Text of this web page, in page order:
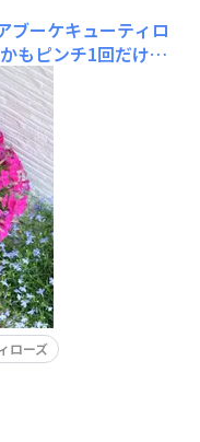
ブーケキューティロ
です✨勝手にまぁる
ドキしました🫶🏻️︎💕
限定です〜3月お迎
1回目の満開後、
ローズ